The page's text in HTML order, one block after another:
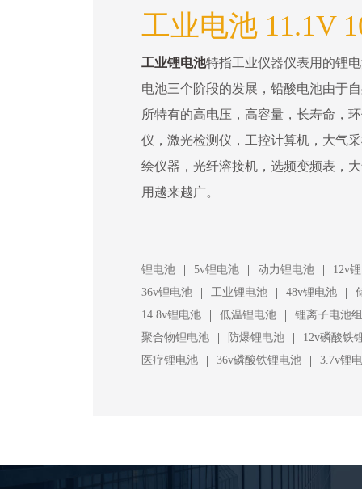
工业电池 11.1V
工业锂电池特指工业仪器仪表用的锂
电池三个阶段的发展，铅酸电池由于
所特有的高电压，高容量，长寿命，
仪，激光检测仪，工控计算机，大气
绘仪器，光纤溶接机，选频变频表，
用越来越广。
锂电池 | 5v锂电池 | 动力锂电池 |
12v
36v锂电池
| 工业锂电池 | 48v锂电池 |
14.8v锂电池
| 低温锂电池 |
锂离子电池组
聚合物锂电池
| 防爆锂电池 |
12v磷酸铁
医疗锂电池
| 36v磷酸铁锂电池 | 3.7v锂